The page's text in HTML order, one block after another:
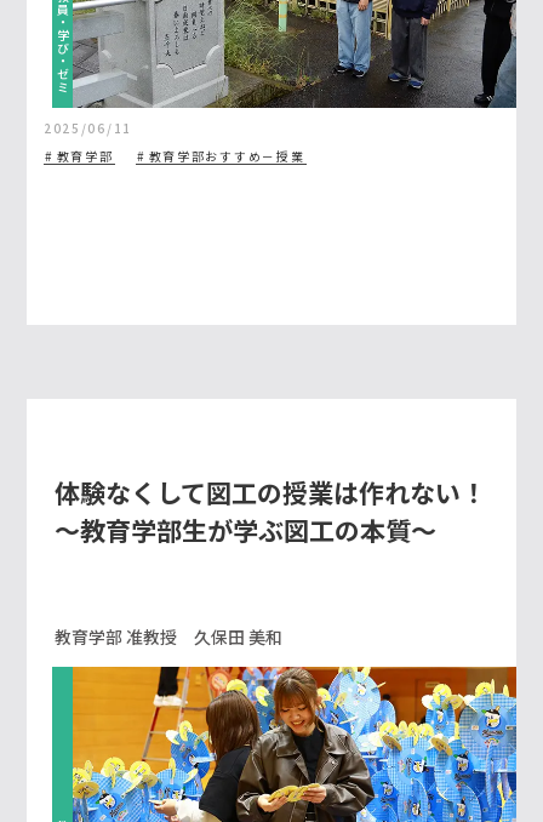
教員・学び・ゼミ
2025/06/11
教育学部
教育学部おすすめ－授業
体験なくして図工の授業は作れない！
～教育学部生が学ぶ図工の本質～
教育学部 准教授 久保田 美和